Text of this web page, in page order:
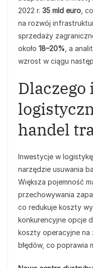
2022 r. 35 mld euro ,
na rozwój
sprzedaży
około 18–20% , a
wzrost w ciągu
handel
Inwestycje w
narzędzie usuwania
Większa pojemność
przechowywania
co redukuje koszty
konkurencyjne opcje
koszty operacyjne na
błędów, co poprawia